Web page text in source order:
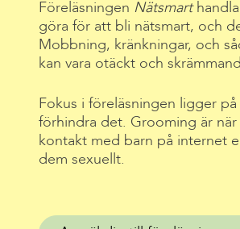
Föreläsningen Nätsmart
göra för att bli nätsmart, och
Mobbning, kränkningar, och
kan vara otäckt och
Fokus i föreläsningen ligger
förhindra det. Grooming är
kontakt med barn på internet
dem sexuellt.